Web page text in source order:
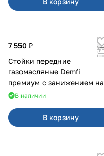
7 550 ₽
Стойки передние
газомасляные Demfi
премиум с занижением на
Калина 1119
В наличии
В корзину